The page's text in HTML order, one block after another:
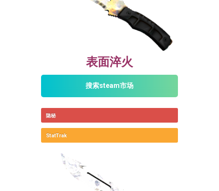
表面淬火
搜索steam市场
隐秘
StatTrak